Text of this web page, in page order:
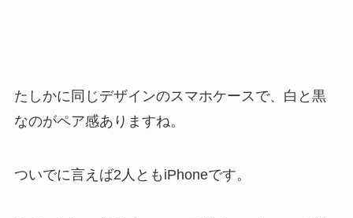
たしかに同じデザインのスマホケースで、白と黒
なのがペア感ありますね。
ついでに言えば2人ともiPhoneです。